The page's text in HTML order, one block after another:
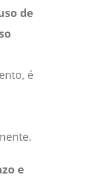
de
é
e